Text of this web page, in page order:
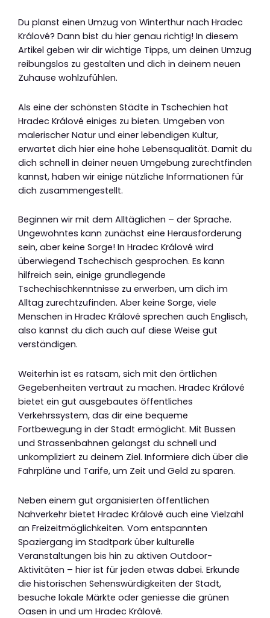
Du planst einen Umzug von Winterthur nach Hradec
Králové? Dann bist du hier genau richtig! In diesem
Artikel geben wir dir wichtige Tipps, um deinen Umzug
reibungslos zu gestalten und dich in deinem neuen
Zuhause wohlzufühlen.
Als eine der schönsten Städte in Tschechien hat
Hradec Králové einiges zu bieten. Umgeben von
malerischer Natur und einer lebendigen Kultur,
erwartet dich hier eine hohe Lebensqualität. Damit du
dich schnell in deiner neuen Umgebung zurechtfinden
kannst, haben wir einige nützliche Informationen für
dich zusammengestellt.
Beginnen wir mit dem Alltäglichen – der Sprache.
Ungewohntes kann zunächst eine Herausforderung
sein, aber keine Sorge! In Hradec Králové wird
überwiegend Tschechisch gesprochen. Es kann
hilfreich sein, einige grundlegende
Tschechischkenntnisse zu erwerben, um dich im
Alltag zurechtzufinden. Aber keine Sorge, viele
Menschen in Hradec Králové sprechen auch Englisch,
also kannst du dich auch auf diese Weise gut
verständigen.
Weiterhin ist es ratsam, sich mit den örtlichen
Gegebenheiten vertraut zu machen. Hradec Králové
bietet ein gut ausgebautes öffentliches
Verkehrssystem, das dir eine bequeme
Fortbewegung in der Stadt ermöglicht. Mit Bussen
und Strassenbahnen gelangst du schnell und
unkompliziert zu deinem Ziel. Informiere dich über die
Fahrpläne und Tarife, um Zeit und Geld zu sparen.
Neben einem gut organisierten öffentlichen
Nahverkehr bietet Hradec Králové auch eine Vielzahl
an Freizeitmöglichkeiten. Vom entspannten
Spaziergang im Stadtpark über kulturelle
Veranstaltungen bis hin zu aktiven Outdoor-
Aktivitäten – hier ist für jeden etwas dabei. Erkunde
die historischen Sehenswürdigkeiten der Stadt,
besuche lokale Märkte oder geniesse die grünen
Oasen in und um Hradec Králové.